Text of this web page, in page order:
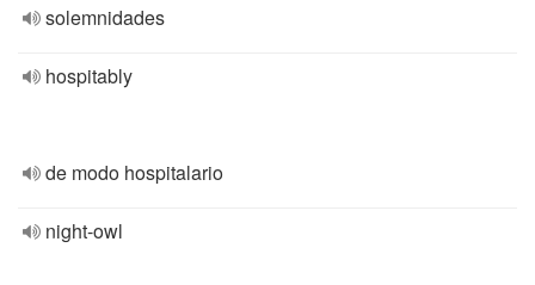
solemnidades
hospitably
de modo hospitalario
night-owl